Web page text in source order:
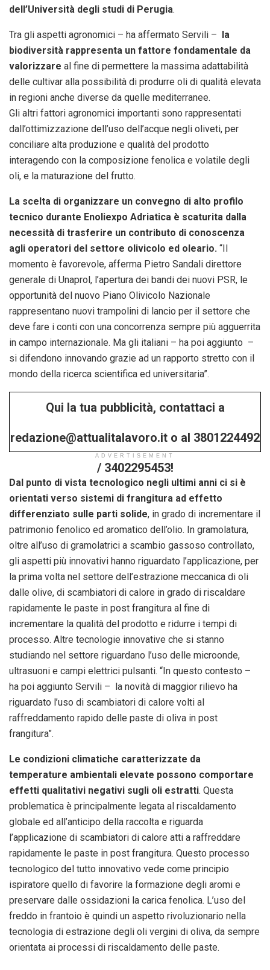
dell’Università degli studi di Perugia.
Tra gli aspetti agronomici – ha affermato Servili – la
biodiversità rappresenta un fattore fondamentale da
valorizzare al fine di permettere la massima adattabilità
delle cultivar alla possibilità di produrre oli di qualità elevata
in regioni anche diverse da quelle mediterranee.
Gli altri fattori agronomici importanti sono rappresentati
dall’ottimizzazione dell’uso dell’acque negli oliveti, per
conciliare alta produzione e qualità del prodotto
interagendo con la composizione fenolica e volatile degli
oli, e la maturazione del frutto.
La scelta di organizzare un convegno di alto profilo
tecnico durante Enoliexpo Adriatica è scaturita dalla
necessità di trasferire un contributo di conoscenza
agli operatori del settore olivicolo ed oleario. “Il
momento è favorevole, afferma Pietro Sandali direttore
generale di Unaprol, l’apertura dei bandi dei nuovi PSR, le
opportunità del nuovo Piano Olivicolo Nazionale
rappresentano nuovi trampolini di lancio per il settore che
deve fare i conti con una concorrenza sempre più agguerrita
in campo internazionale. Ma gli italiani – ha poi aggiunto –
si difendono innovando grazie ad un rapporto stretto con il
mondo della ricerca scientifica ed universitaria”.
Qui la tua pubblicità, contattaci a
redazione@attualitalavoro.it o al 3801224492
/ 3402295453!
ADVERTISEMENT
Dal punto di vista tecnologico negli ultimi anni ci si è
orientati verso sistemi di frangitura ad effetto
differenziato sulle parti solide, in grado di incrementare il
patrimonio fenolico ed aromatico dell’olio. In gramolatura,
oltre all’uso di gramolatrici a scambio gassoso controllato,
gli aspetti più innovativi hanno riguardato l’applicazione, per
la prima volta nel settore dell’estrazione meccanica di oli
dalle olive, di scambiatori di calore in grado di riscaldare
rapidamente le paste in post frangitura al fine di
incrementare la qualità del prodotto e ridurre i tempi di
processo. Altre tecnologie innovative che si stanno
studiando nel settore riguardano l’uso delle microonde,
ultrasuoni e campi elettrici pulsanti. “In questo contesto –
ha poi aggiunto Servili – la novità di maggior rilievo ha
riguardato l’uso di scambiatori di calore volti al
raffreddamento rapido delle paste di oliva in post
frangitura”.
Le condizioni climatiche caratterizzate da
temperature ambientali elevate possono comportare
effetti qualitativi negativi sugli oli estratti. Questa
problematica è principalmente legata al riscaldamento
globale ed all’anticipo della raccolta e riguarda
l’applicazione di scambiatori di calore atti a raffreddare
rapidamente le paste in post frangitura. Questo processo
tecnologico del tutto innovativo vede come principio
ispiratore quello di favorire la formazione degli aromi e
preservare dalle ossidazioni la carica fenolica. L’uso del
freddo in frantoio è quindi un aspetto rivoluzionario nella
tecnologia di estrazione degli oli vergini di oliva, da sempre
orientata ai processi di riscaldamento delle paste.